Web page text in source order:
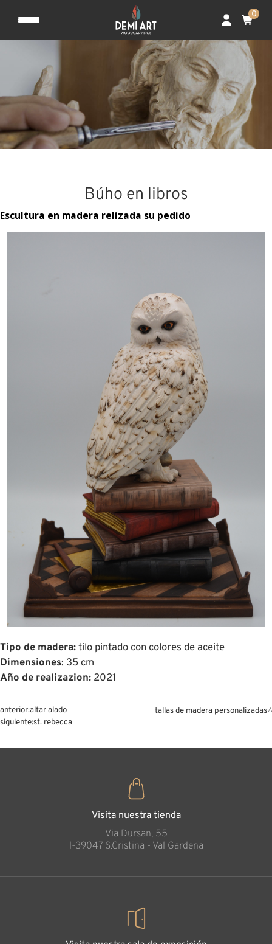
0
Búho en libros
Escultura en madera relizada su pedido
Tipo de madera:tilo pintado con colores de aceite
Dimensiones: 35 cm
Año de realizazion: 2021
anterior:altar alado
siguiente:st. rebecca
tallas de madera personalizadas
Visita nuestra tienda
Via Dursan, 55
l-39047 S.Cristina - Val Gardena